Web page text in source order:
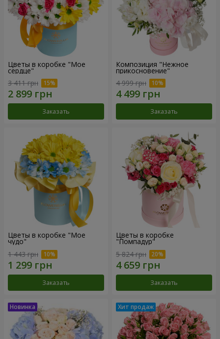
Цветы в коробке "Мое
сердце"
3 411 грн
Заказать
Композиция "Нежное
прикосновение"
4 999 грн
Заказать
Цветы в коробке "Мое
чудо"
1 443 грн
Заказать
Цветы в коробке
"Помпадур"
5 824 грн
Заказать